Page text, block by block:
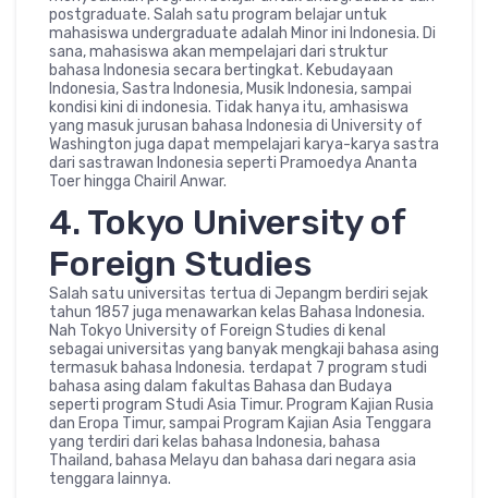
postgraduate. Salah satu program belajar untuk
mahasiswa undergraduate adalah Minor ini Indonesia. Di
sana, mahasiswa akan mempelajari dari struktur
bahasa Indonesia secara bertingkat. Kebudayaan
Indonesia, Sastra Indonesia, Musik Indonesia, sampai
kondisi kini di indonesia. Tidak hanya itu, amhasiswa
yang masuk jurusan bahasa Indonesia di University of
Washington juga dapat mempelajari karya-karya sastra
dari sastrawan Indonesia seperti Pramoedya Ananta
Toer hingga Chairil Anwar.
4. Tokyo University of
Foreign Studies
Salah satu universitas tertua di Jepangm berdiri sejak
tahun 1857 juga menawarkan kelas Bahasa Indonesia.
Nah Tokyo University of Foreign Studies di kenal
sebagai universitas yang banyak mengkaji bahasa asing
termasuk bahasa Indonesia. terdapat 7 program studi
bahasa asing dalam fakultas Bahasa dan Budaya
seperti program Studi Asia Timur. Program Kajian Rusia
dan Eropa Timur, sampai Program Kajian Asia Tenggara
yang terdiri dari kelas bahasa Indonesia, bahasa
Thailand, bahasa Melayu dan bahasa dari negara asia
tenggara lainnya.